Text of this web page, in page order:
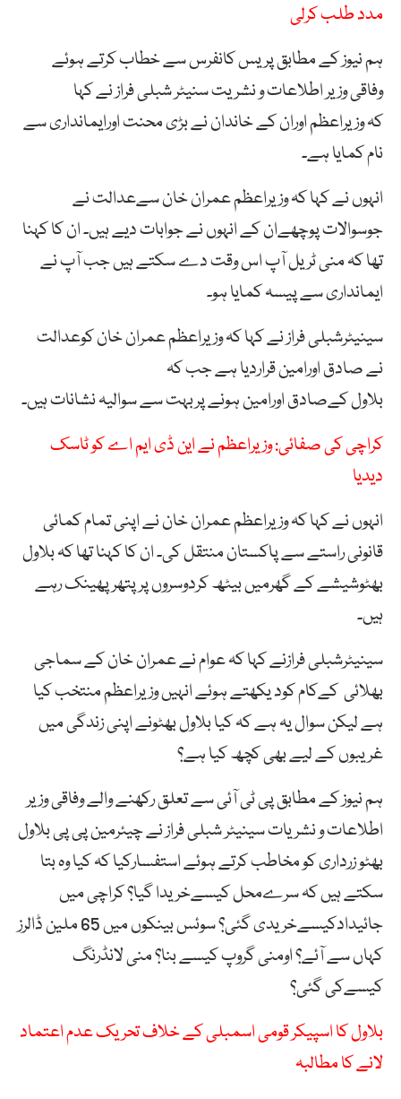
مدد طلب کرلی
ہم نیوز کے مطابق پریس کانفرس سے خطاب کرتے ہوئے
وفاقی وزیر اطلاعات و نشریت سنیٹر شبلی فراز نے کہا
کہ وزیراعظم اوران کے خاندان نے بڑی محنت اورایمانداری سے
نام کمایا ہے۔
انہوں نے کہا کہ وزیراعظم عمران خان سےعدالت نے
جوسوالات پوچھےان کے انہوں نے جوابات دیے ہیں۔ ان کا کہنا
تھا کہ منی ٹریل آپ اس وقت دے سکتے ہیں جب آپ نے
ایمانداری سے پیسہ کمایا ہو۔
سینیٹرشبلی فراز نے کہا کہ وزیراعظم عمران خان کوعدالت
نے صادق اورامین قراردیا ہے جب کہ
بلاول کےصادق اورامین ہونے پربہت سے سوالیہ نشانات ہیں۔
کراچی کی صفائی: وزیراعظم نے این ڈی ایم اے کو ٹاسک
دیدیا
انہوں نے کہا کہ وزیراعظم عمران خان نے اپنی تمام کمائی
قانونی راستے سے پاکستان منتقل کی۔ ان کا کہنا تھا کہ بلاول
بھٹوشیشے کے گھرمیں بیٹھ کردوسروں پرپتھرپھینک رہے
ہیں۔
سینیٹرشبلی فرازنے کہا کہ عوام نے عمران خان کے سماجی
بھلائی کےکام کود یکھتے ہوئے انہیں وزیراعظم منتخب کیا
ہے لیکن سوال یہ ہے کہ کیا بلاول بھٹونے اپنی زندگی میں
غریبوں کے لیے بھی کچھ کیا ہے؟
ہم نیوز کے مطابق پی ٹی آئی سے تعلق رکھنے والے وفاقی وزیر
اطلاعات و نشریات سینیٹر شبلی فراز نے چیئرمین پی پی بلاول
بھٹو زرداری کو مخاطب کرتے ہوئے استفسارکیا کہ کیا وہ بتا
سکتے ہیں کہ سرےمحل کیسےخریدا گیا؟ کراچی میں
جائیدادکیسےخریدی گئی؟ سوئس بینکوں میں 65 ملین ڈالرز
کہاں سے آئے؟ اومنی گروپ کیسے بنا؟ منی لانڈرنگ
کیسےکی گئی؟
بلاول کا اسپیکر قومی اسمبلی کے خلاف تحریک عدم اعتماد
لانے کا مطالبہ